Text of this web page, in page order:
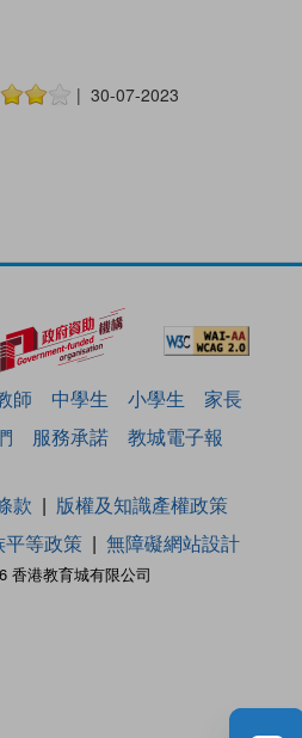
| 30-07-2023
師 中學生 小學生
家長
服務承諾 教城電子報
香港教育城有限公司
款
版權及知識產權政策
等政策 無障礙網站設計